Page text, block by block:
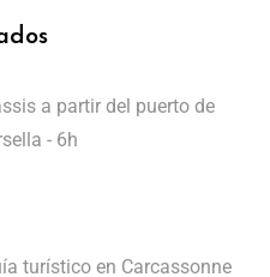
a partir del puerto de
- 6h
turístico en Carcassonne